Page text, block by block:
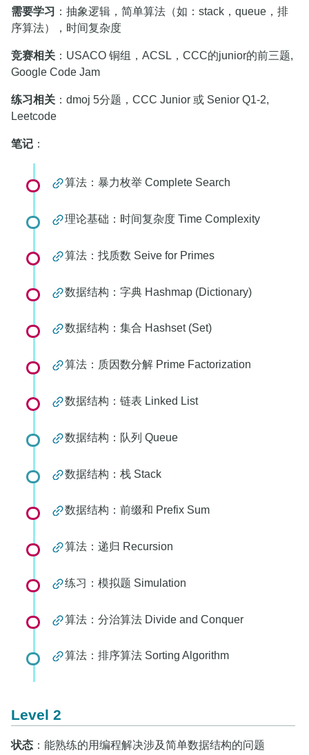
需要学习 ：抽象逻辑，简单算法（如：stack，queue，排
序算法），时间复杂度
竞赛相关 ：USACO 铜组，ACSL，CCC的junior的前三题,
Google Code Jam
练习相关 ：dmoj 5分题，CCC Junior 或 Senior Q1-2,
Leetcode
笔记 ：
算法：暴力枚举 Complete Search
理论基础：时间复杂度 Time Complexity
算法：找质数 Seive for Primes
数据结构：字典 Hashmap (Dictionary)
数据结构：集合 Hashset (Set)
算法：质因数分解 Prime Factorization
数据结构：链表 Linked List
数据结构：队列 Queue
数据结构：栈 Stack
数据结构：前缀和 Prefix Sum
算法：递归 Recursion
练习：模拟题 Simulation
算法：分治算法 Divide and Conquer
算法：排序算法 Sorting Algorithm
Level 2
状态 ：能熟练的用编程解决涉及简单数据结构的问题